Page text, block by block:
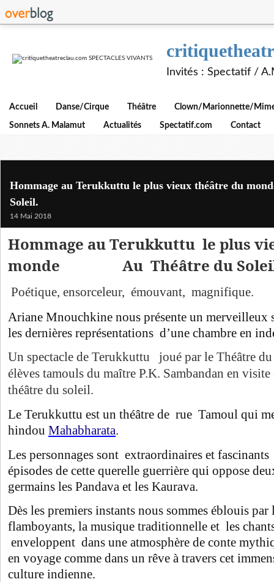
Invités : Spectatif /
Accueil Danse/Cirque Théâtre Clown/Marionnette/
Sonnets A. Malamut Actualités Spectatif.com Contact
Hommage au Terukkuttu le plus vieux théâtre du
Soleil.
14 Mai 2018
Hommage au Terukkuttu le plus
monde Au Théâtre du
Poétique, ensorceleur, émouvant, magnifique.
Ariane Mnouchkine nous présente un merveilleux
les dernières représentations d’une chambre en
Un spectacle de Terukkuttu joué par le Théâtre
élèves tamouls du maître P.K. Sambandan en
théâtre du soleil.
Le Terukkuttu est un théâtre de rue Tamoul qui
hindou Mahabharata.
Les personnages sont extraordinaires et
épisodes de cette querelle guerrière qui oppose
germains les Pandava et les Kaurava.
Dès les premiers instants nous sommes éblouis par
flamboyants, la musique traditionnelle et les
enveloppent dans une atmosphère de conte
en voyage comme dans un rêve à travers cet
culture indienne.